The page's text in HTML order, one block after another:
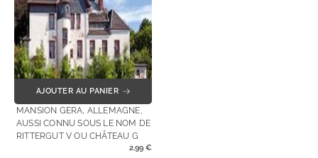
AJOUTER AU PANIER
MANSION GERA, ALLEMAGNE,
AUSSI CONNU SOUS LE NOM DE
RITTERGUT V OU CHÂTEAU G
2,99 €